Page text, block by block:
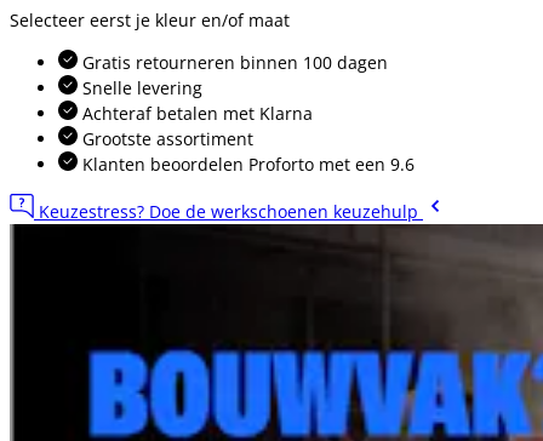
Selecteer eerst je kleur en/of maat
Gratis retourneren binnen 100 dagen
Snelle levering
Achteraf betalen met Klarna
Grootste assortiment
Klanten beoordelen Proforto met een 9.6
Keuzestress? Doe de werkschoenen keuzehulp